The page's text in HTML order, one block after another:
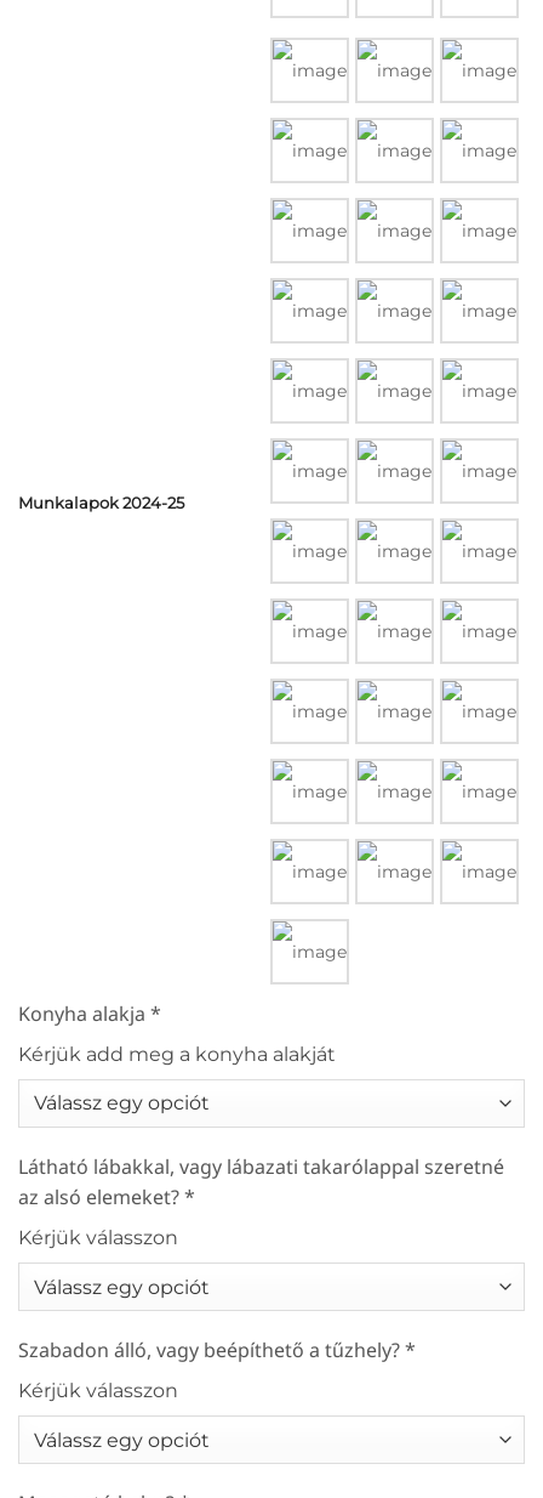
Munkalapok 2024-25
Konyha alakja *
Kérjük add meg a konyha alakját
Látható lábakkal, vagy lábazati takarólappal szeretné
az alsó elemeket?*
Kérjük válasszon
Szabadon álló, vagy beépíthető a tűzhely?*
Kérjük válasszon